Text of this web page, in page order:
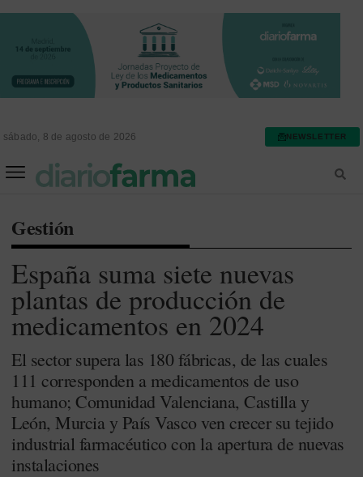
sábado, 8 de agosto de 2026 NEWSLETTER
Gestión
España suma siete nuevas
plantas de producción de
medicamentos en 2024
El sector supera las 180 fábricas, de las cuales
111 corresponden a medicamentos de uso
humano; Comunidad Valenciana, Castilla y
León, Murcia y País Vasco ven crecer su tejido
industrial farmacéutico con la apertura de nuevas
instalaciones